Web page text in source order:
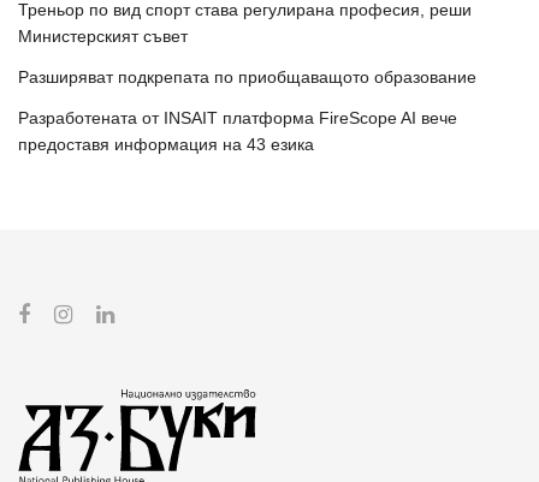
Треньор по вид спорт става регулирана професия, реши
Министерският съвет
Разширяват подкрепата по приобщаващото образование
Разработената от INSAIT платформа FireScope AI вече
предоставя информация на 43 езика